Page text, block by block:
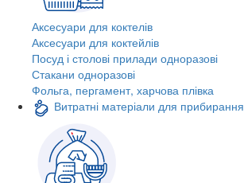
Аксесуари для коктелів
Аксесуари для коктейлів
Посуд і столові прилади одноразові
Стакани одноразові
Фольга, пергамент, харчова плівка
Витратні матеріали для прибирання